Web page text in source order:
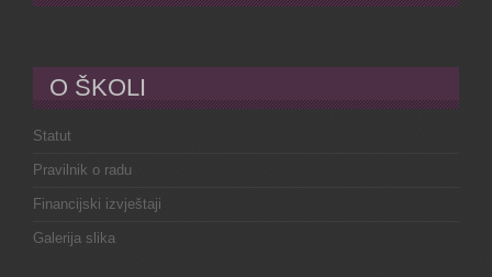
O ŠKOLI
Statut
Pravilnik o radu
Financijski izvještaji
Galerija slika